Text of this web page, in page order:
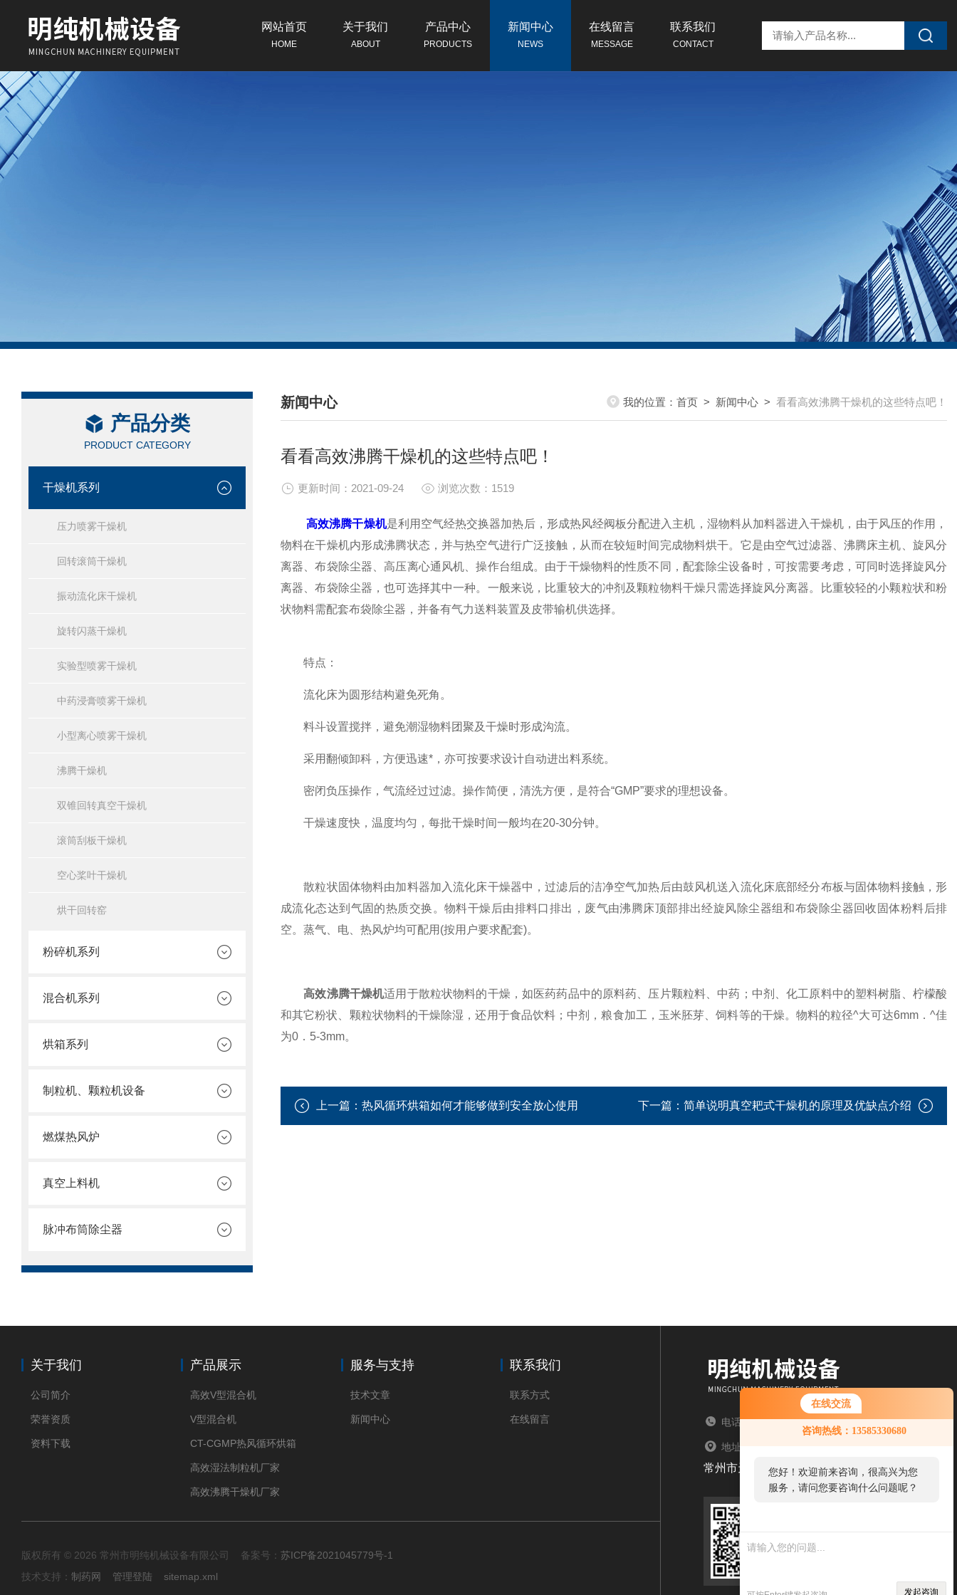
在线交流
咨询热线：13585330680
您好！欢迎前来咨询，很高兴为您
服务，请问您要咨询什么问题呢？
发起咨询
网站首页
HOME
关于我们
ABOUT
产品中心
PRODUCTS
新闻中心
NEWS
在线留言
MESSAGE
联系我们
CONTACT
产品分类
PRODUCT CATEGORY
干燥机系列
压力喷雾干燥机
回转滚筒干燥机
振动流化床干燥机
旋转闪蒸干燥机
实验型喷雾干燥机
中药浸膏喷雾干燥机
小型离心喷雾干燥机
沸腾干燥机
双锥回转真空干燥机
滚筒刮板干燥机
空心桨叶干燥机
烘干回转窑
粉碎机系列
混合机系列
烘箱系列
制粒机、颗粒机设备
燃煤热风炉
真空上料机
脉冲布筒除尘器
新闻中心
/ NEWS CENTER
我的位置： 首页 > 新闻中心 > 看看高效沸腾干燥机的这些特点吧！
看看高效沸腾干燥机的这些特点吧！
更新时间：2021-09-24 浏览次数：1519
高效沸腾干燥机是利用空气经热交换器加热后，形成热风经阀板分配进入主机，湿物料从加料器进入干燥机，由于风压的作用，
物料在干燥机内形成沸腾状态，并与热空气进行广泛接触，从而在较短时间完成物料烘干。它是由空气过滤器、沸腾床主机、旋风分
离器、布袋除尘器、高压离心通风机、操作台组成。由于干燥物料的性质不同，配套除尘设备时，可按需要考虑，可同时选择旋风分
离器、布袋除尘器，也可选择其中一种。一般来说，比重较大的冲剂及颗粒物料干燥只需选择旋风分离器。比重较轻的小颗粒状和粉
状物料需配套布袋除尘器，并备有气力送料装置及皮带输机供选择。
特点：
流化床为圆形结构避免死角。
料斗设置搅拌，避免潮湿物料团聚及干燥时形成沟流。
采用翻倾卸科，方便迅速*，亦可按要求设计自动进出料系统。
密闭负压操作，气流经过过滤。操作简便，清洗方便，是符合“GMP”要求的理想设备。
干燥速度快，温度均匀，每批干燥时间一般均在20-30分钟。
散粒状固体物料由加料器加入流化床干燥器中，过滤后的洁净空气加热后由鼓风机送入流化床底部经分布板与固体物料接触，形
成流化态达到气固的热质交换。物料干燥后由排料口排出，废气由沸腾床顶部排出经旋风除尘器组和布袋除尘器回收固体粉料后排
空。蒸气、电、热风炉均可配用(按用户要求配套)。
高效沸腾干燥机适用于散粒状物料的干燥，如医药药品中的原料药、压片颗粒料、中药；中剂、化工原料中的塑料树脂、柠檬酸
和其它粉状、颗粒状物料的干燥除湿，还用于食品饮料；中剂，粮食加工，玉米胚芽、饲料等的干燥。物料的粒径^大可达6mm．^佳
为0．5-3mm。
上一篇： 热风循环烘箱如何才能够做到安全放心使用 下一篇： 简单说明真空耙式干燥机的原理及优缺点介绍
关于我们
公司简介
荣誉资质
资料下载
产品展示
高效V型混合机
V型混合机
CT-CGMP热风循环烘箱
高效湿法制粒机厂家
高效沸腾干燥机厂家
服务与支持
技术文章
新闻中心
联系我们
联系方式
在线留言
版权所有 © 2026 常州市明纯机械设备有限公司 备案号： 苏ICP备2021045779号-1
技术支持： 制药网 管理登陆 sitemap.xml
电话：TEL
地址：ADDRESS
常州市天宁区郑陆镇